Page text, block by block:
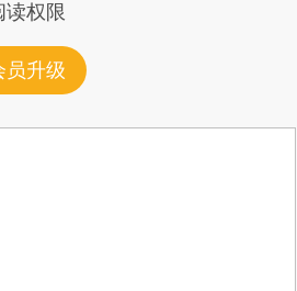
权限
员升级